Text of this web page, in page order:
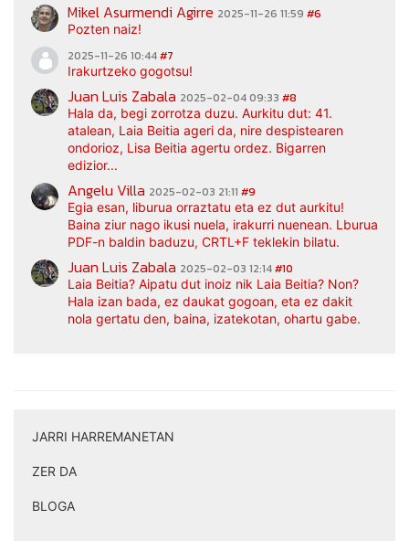
Mikel Asurmendi Agirre 2025-11-26 11:59 #6
Pozten naiz!
2025-11-26 10:44#7
Irakurtzeko gogotsu!
Juan Luis Zabala 2025-02-04 09:33 #8
Hala da, begi zorrotza duzu. Aurkitu dut: 41.
atalean, Laia Beitia ageri da, nire despistearen
ondorioz, Lisa Beitia agertu ordez. Bigarren
edizior...
Angelu Villa 2025-02-03 21:11 #9
Egia esan, liburua orraztatu eta ez dut aurkitu!
Baina ziur nago ikusi nuela, irakurri nuenean. Lburua
PDF-n baldin baduzu, CRTL+F teklekin bilatu.
Juan Luis Zabala 2025-02-03 12:14#10
Laia Beitia? Aipatu dut inoiz nik Laia Beitia? Non?
Hala izan bada, ez daukat gogoan, eta ez dakit
nola gertatu den, baina, izatekotan, ohartu gabe.
JARRI HARREMANETAN
ZER DA
BLOGA